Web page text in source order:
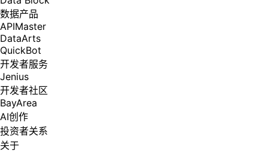
数据产品
APIMaster
DataArts
QuickBot
开发者服务
Jenius
开发者社区
BayArea
AI创作
投资者关系
关于